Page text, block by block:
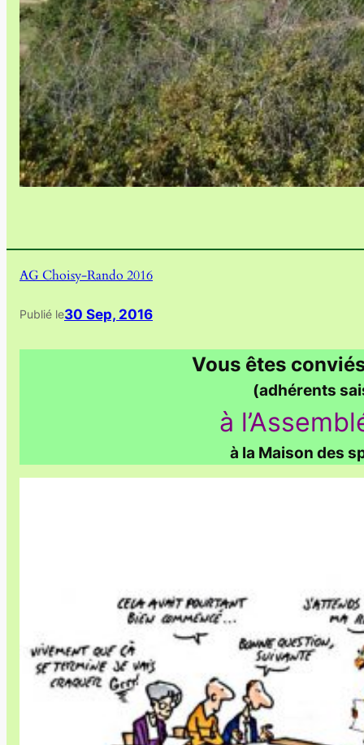
AG Choisy-Rando 2016
Publié le30 Sep, 2016
Vous êtes
(adhérents
à
à la Maison des